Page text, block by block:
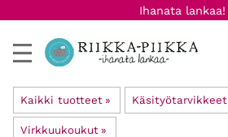
Ihanata lankaa!
Kaikki tuotteet ‪» Käsityötarvikkeet
Virkkuukoukut ‪»